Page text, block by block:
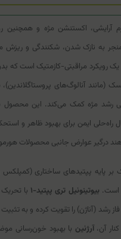
آرایشی، اکستنشن مژه و همچنین
به نازک شدن، شکنندگی و ریزش
رویکرد مراقبتی-کازمتیک است که
(مانند آنالوگ‌های
رشد مژه کمک می‌کند. این محصول
راه‌حلی ایمن برای بهبود ظاهر و
درگیر عوارض جانبی محصولات
بر پایه پپتیدهای ساختاری
است. بیوتینونیل تری پپتید-۱ با
رشد (آناژن) را تقویت کرده و به تثبیت
آن،آرژنین با بهبود خون‌رسانی